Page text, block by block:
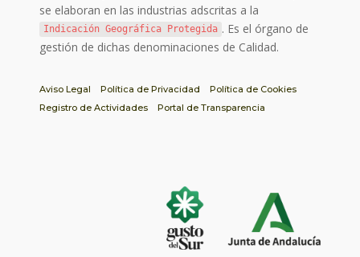
se elaboran en las industrias adscritas a la
Indicación Geográfica Protegida . Es el órgano de
gestión de dichas denominaciones de Calidad.
Aviso Legal Política de Privacidad
Política de Cookies
Registro de Actividades
Portal de Transparencia